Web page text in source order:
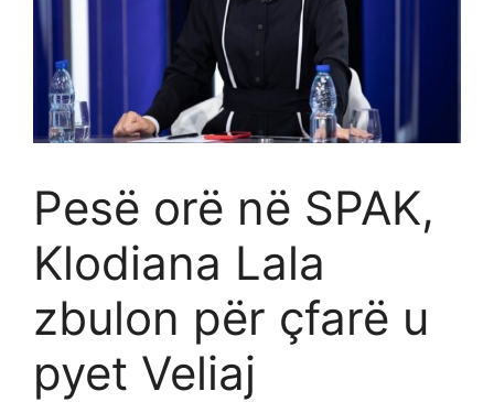
Pesë orë në SPAK,
Klodiana Lala
zbulon për çfarë u
pyet Veliaj